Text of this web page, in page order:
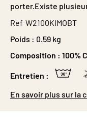
porter.Existe
Ref W2100KIMOBT
Poids : 0.59 kg
Composition : 100%
Entretien :
En savoir plus sur la